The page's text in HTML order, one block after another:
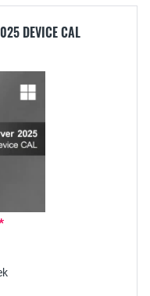
DEVICE CAL